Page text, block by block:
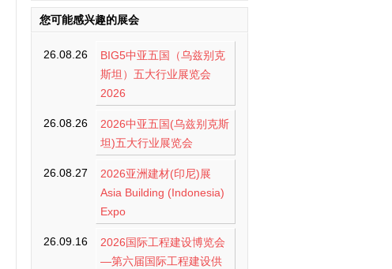
您可能感兴趣的展会
26.08.26
BIG5中亚五国（乌兹别克
斯坦）五大行业展览会
2026
26.08.26
2026中亚五国(乌兹别克斯
坦)五大行业展览会
26.08.27
2026亚洲建材(印尼)展
Asia Building (Indonesia)
Expo
26.09.16
2026国际工程建设博览会
—第六届国际工程建设供